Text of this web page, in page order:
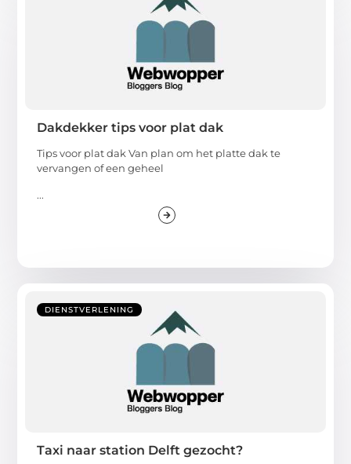
Dakdekker tips voor plat dak
Tips voor plat dak Van plan om het platte dak te
vervangen of een geheel
...
DIENSTVERLENING
Taxi naar station Delft gezocht?